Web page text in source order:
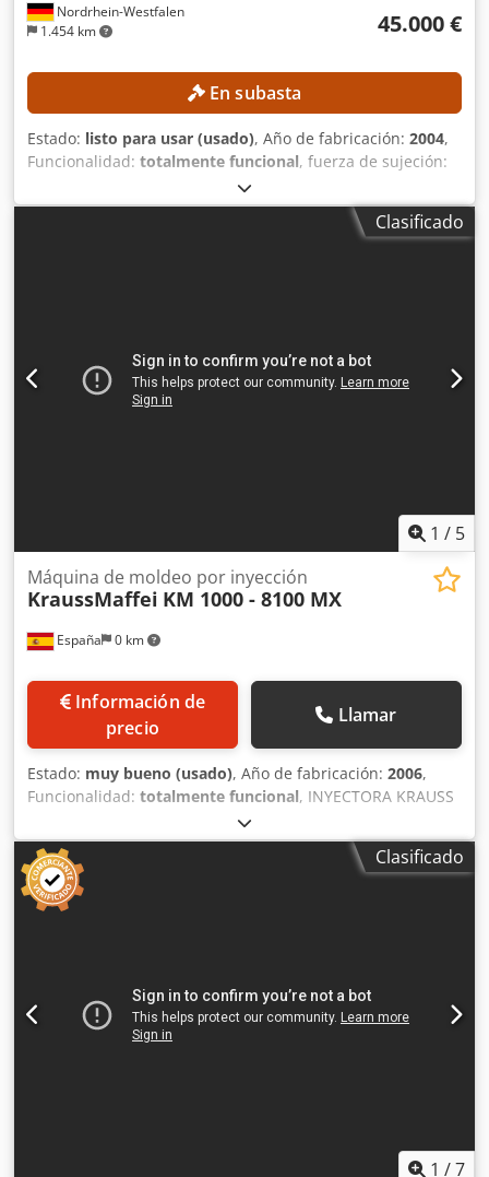
Nordrhein-Westfalen
1.454 km
45.000 €
En subasta
Estado: listo para usar (usado), Año de fabricación: 2004,
Funcionalidad: totalmente funcional, fuerza de sujeción:
, peso de inyección:6.935 g
transportador de tornillo:130 mm, capacidad de
, DETALLES TÉCNICOS Fuerza
1825 unidades/hora Robot TPS TRT-M4-72-E Se puede
seleccionar una de las dos opciones para el molde: Opción
1: Molde MHT de 72 cavidades para preformas de 30,8 g,
máquina, solo se necesita un secador y un sistema de
enfriamiento para iniciar la producción.
Clasificado
1 / 5
España 0 km
Máquina de moldeo por inyección
KraussMaffei KM 1000 - 8100 MX
Información de
precio
Llamar
Estado: muy bueno (usado), Año de fabricación: 2006,
Funcionalidad: totalmente funcional, INYECTORA KRAUSS
MAFFEI 1000 Marca Krauss Maffei Modelo KM 1000 - 8100
MX Fuerza de cierre 1000 t Capacidad de plastificación 144
g/s Capacidad de inyección 5453 cm3 Diámetro husillo 115
mm Columnas horizontal 1400 mm Columnas vertical 1150
mm Ancho plato 1960 mm Alto plato 1710 mm Espesor
Clasificado
1 /7